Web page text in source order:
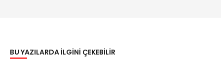
BU YAZILARDA ILGINI ÇEKEBILIR